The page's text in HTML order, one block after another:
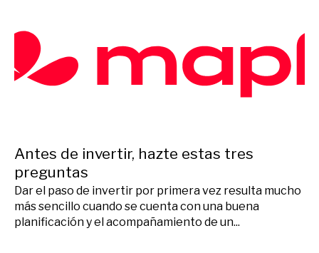
Antes de invertir, hazte estas tres
preguntas
Dar el paso de invertir por primera vez resulta mucho
más sencillo cuando se cuenta con una buena
planificación y el acompañamiento de un...